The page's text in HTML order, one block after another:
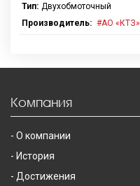
Тип: Двухобмоточный
Производитель:
АО «КТЗ»
Компания
О компании
История
Достижения